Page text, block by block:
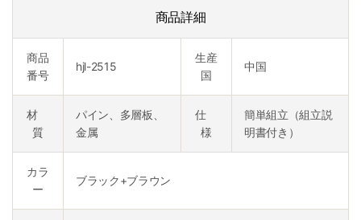
商品詳細
商品
番号
hjl-2515
生産
国
中国
材
質
パイン、多層板、
金属
仕
様
簡単組立（組立説
明書付き）
カラ
ー
ブラック+ブラウン